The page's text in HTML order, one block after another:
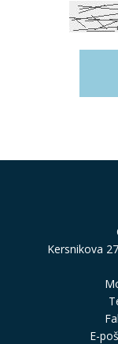
Kersnikova
E-